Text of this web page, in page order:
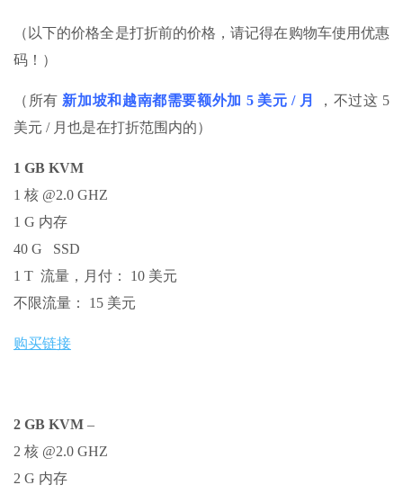
（以下的价格全是打折前的价格，请记得在购物车使用优惠
码！）
（所有 新加坡和越南都需要额外加 5 美元 / 月
，不过这 5
美元 / 月也是在打折范围内的）
1 GB KVM
1 核 @2.0 GHZ
1 G 内存
40 G SSD
1 T 流量，月付： 10 美元
不限流量： 15 美元
购买链接
2 GB KVM –
2 核 @2.0 GHZ
2 G 内存